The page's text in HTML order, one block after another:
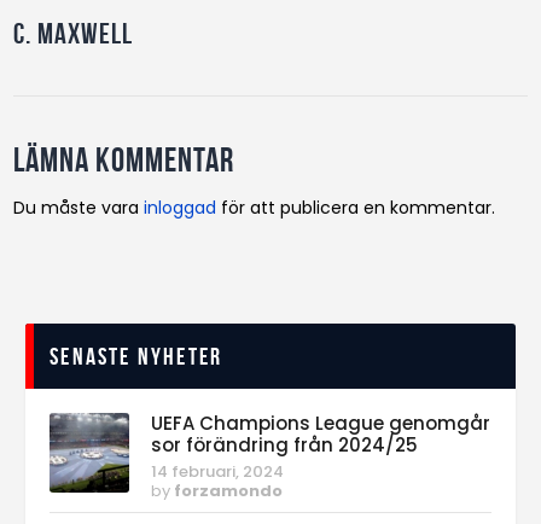
C. Maxwell
Lämna kommentar
Du måste varainloggad för att publicera en kommentar.
Senaste nyheter
UEFA Champions League genomgår
sor förändring från 2024/25
14 februari, 2024
by forzamondo